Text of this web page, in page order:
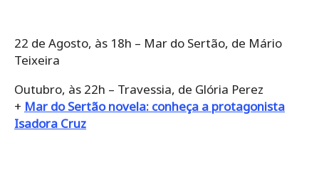
22 de Agosto, às 18h – Mar do Sertão, de Mário
Teixeira
Outubro, às 22h – Travessia, de Glória Perez
+ Mar do Sertão novela: conheça a protagonista
Isadora Cruz